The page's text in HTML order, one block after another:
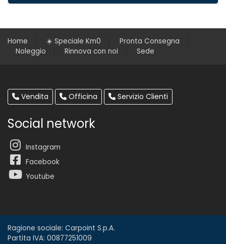
Home ☀️ Speciale Km0
Pronta Consegna
Noleggio
Rinnova con noi Sede
Vendita Officina Servizio Clienti
Social network
Instagram
Facebook
Youtube
Ragione sociale: Carpoint S.p.A.
Partita IVA: 00877251009